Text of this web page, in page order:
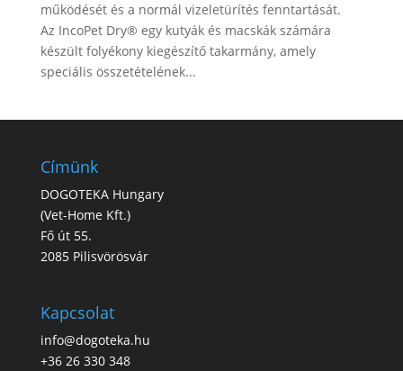
működését és a normál vizeletürítés fenntartását.
Az IncoPet Dry® egy kutyák és macskák számára
készült folyékony kiegészítő takarmány, amely
speciális összetételének...
Címünk
DOGOTEKA Hungary
(Vet-Home Kft.)
Fő út 55.
2085 Pilisvörösvár
Kapcsolat
info@dogoteka.hu
+36 26 330 348